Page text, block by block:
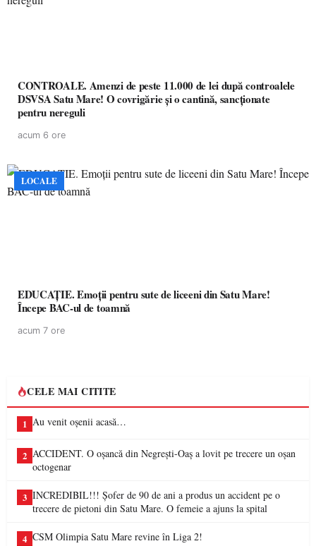
CONTROALE. Amenzi de peste 11.000 de lei după controalele
DSVSA Satu Mare! O covrigărie și o cantină, sancționate
pentru nereguli
acum 6 ore
LOCALE
EDUCAȚIE. Emoții pentru sute de liceeni din Satu Mare!
Începe BAC-ul de toamnă
acum 7 ore
CELE MAI CITITE
1 Au venit oșenii acasă…
2 ACCIDENT. O oșancă din Negrești-Oaș a lovit pe trecere un oșan
octogenar
3 INCREDIBIL!!! Șofer de 90 de ani a produs un accident pe o
trecere de pietoni din Satu Mare. O femeie a ajuns la spital
4 CSM Olimpia Satu Mare revine în Liga 2!